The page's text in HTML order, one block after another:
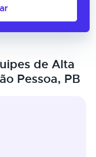
de Alta
Pessoa, PB